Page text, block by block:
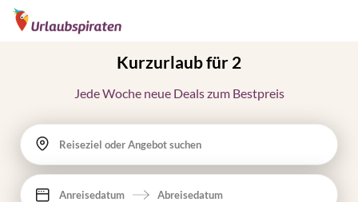
Kurzurlaub für 2
Jede Woche neue Deals zum Bestpreis
Reiseziel oder Angebot suchen
Anreisedatum Abreisedatum